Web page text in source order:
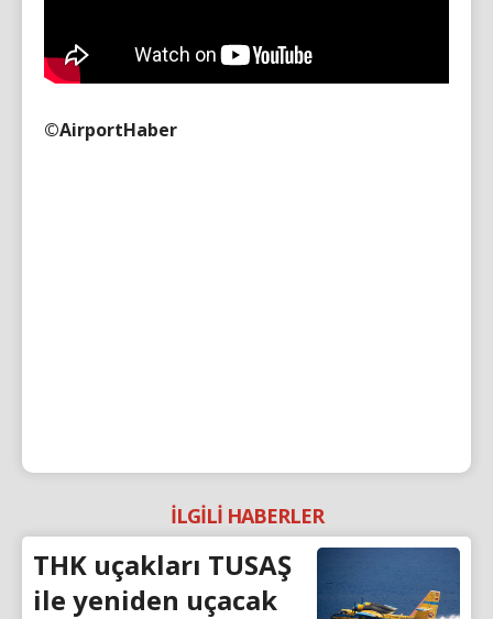
©AirportHaber
İLGİLİ HABERLER
THK uçakları TUSAŞ
ile yeniden uçacak